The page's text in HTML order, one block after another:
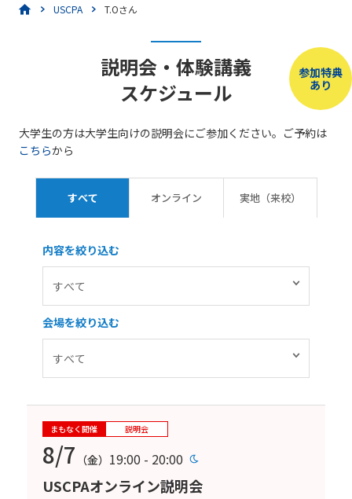
USCPA T.Oさん
参加特典
あり
説明会・体験講義
スケジュール
大学生の方は大学生向けの説明会にご参加ください。ご予約は
こちらから
すべて オンライン 実地（来校）
内容を絞り込む
会場を絞り込む
まもなく開催 説明会
8/7 （金） 19:00 - 20:00
USCPAオンライン説明会